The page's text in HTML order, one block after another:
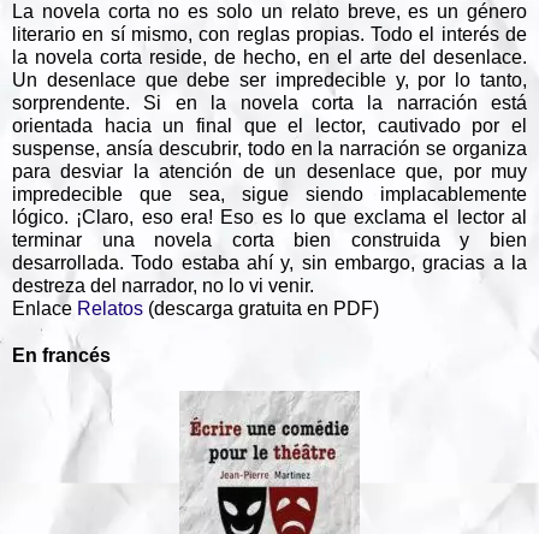
La novela corta no es solo un relato breve, es un género
literario en sí mismo, con reglas propias. Todo el interés de
la novela corta reside, de hecho, en el arte del desenlace.
Un desenlace que debe ser impredecible y, por lo tanto,
sorprendente. Si en la novela corta la narración está
orientada hacia un final que el lector, cautivado por el
suspense, ansía descubrir, todo en la narración se organiza
para desviar la atención de un desenlace que, por muy
impredecible que sea, sigue siendo implacablemente
lógico. ¡Claro, eso era! Eso es lo que exclama el lector al
terminar una novela corta bien construida y bien
desarrollada. Todo estaba ahí y, sin embargo, gracias a la
destreza del narrador, no lo vi venir.
Enlace Relatos (descarga gratuita en PDF)
En francés